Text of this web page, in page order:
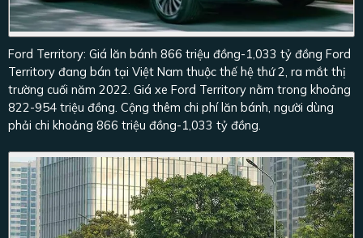
Ford Territory: Giá lăn bánh 866 triệu đồng-1,033 tỷ đồng Ford
Territory đang bán tại Việt Nam thuộc thế hệ thứ 2, ra mắt thị
trường cuối năm 2022. Giá xe Ford Territory nằm trong khoảng
822-954 triệu đồng. Cộng thêm chi phí lăn bánh, người dùng
phải chi khoảng 866 triệu đồng-1,033 tỷ đồng.